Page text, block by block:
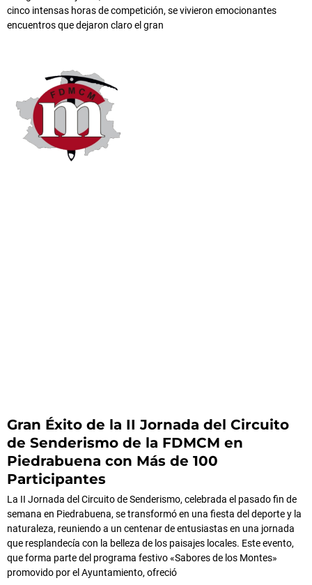
cinco intensas horas de competición, se vivieron emocionantes
encuentros que dejaron claro el gran
Gran Éxito de la II Jornada del Circuito
de Senderismo de la FDMCM en
Piedrabuena con Más de 100
Participantes
La II Jornada del Circuito de Senderismo, celebrada el pasado fin de
semana en Piedrabuena, se transformó en una fiesta del deporte y la
naturaleza, reuniendo a un centenar de entusiastas en una jornada
que resplandecía con la belleza de los paisajes locales. Este evento,
que forma parte del programa festivo «Sabores de los Montes»
promovido por el Ayuntamiento, ofreció